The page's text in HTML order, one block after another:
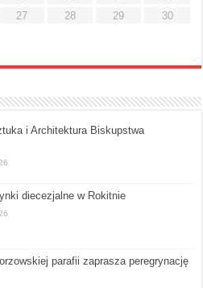
27 28 29
30
i Architektura Biskupstwa
diecezjalne w Rokitnie
parafii zaprasza peregrynację